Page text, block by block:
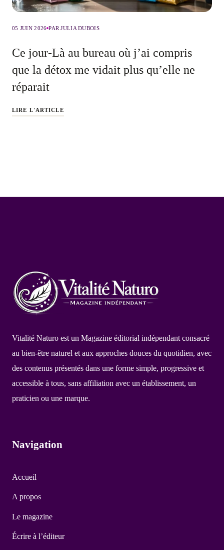
05 JUIN 2026 PAR JULIA DUBOIS
Ce jour-Là au bureau où j’ai compris
que la détox me vidait plus qu’elle ne
réparait
LIRE L'ARTICLE
Vitalité Naturo est un Magazine éditorial indépendant consacré
au bien-être naturel et aux approches douces du quotidien, avec
des contenus présentés dans une forme simple, progressive et
accessible à tous, sans affiliation avec un établissement, un
praticien ou une marque.
Navigation
Accueil
A propos
Le magazine
Écrire à l’éditeur